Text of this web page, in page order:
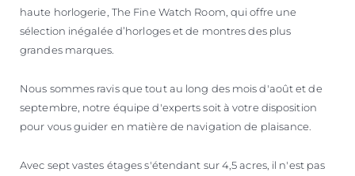
haute horlogerie, The Fine Watch Room, qui offre une
sélection inégalée d’horloges et de montres des plus
grandes marques.
Nous sommes ravis que tout au long des mois d'août et de
septembre, notre équipe d'experts soit à votre disposition
pour vous guider en matière de navigation de plaisance.
Avec sept vastes étages s'étendant sur 4,5 acres, il n'est pas